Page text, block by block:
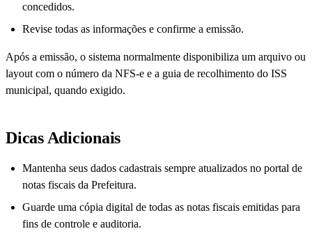
concedidos.
Revise todas as informações e confirme a emissão.
Após a emissão, o sistema normalmente disponibiliza um arquivo ou
layout com o número da NFS-e e a guia de recolhimento do ISS
municipal, quando exigido.
Dicas Adicionais
Mantenha seus dados cadastrais sempre atualizados no portal de
notas fiscais da Prefeitura.
Guarde uma cópia digital de todas as notas fiscais emitidas para
fins de controle e auditoria.